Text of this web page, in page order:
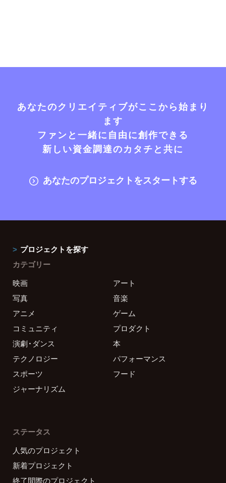
あなたのクリエイティブがここから始まり
ます
ファンと一緒に自由に創作できる
新しい資金調達のカタチと共に
あなたのプロジェクトをスタートする
プロジェクトを探す
カテゴリー
映画
アート
写真
音楽
アニメ
ゲーム
コミュニティ
プロダクト
演劇・ダンス
本
テクノロジー
パフォーマンス
スポーツ
フード
ジャーナリズム
ステータス
人気のプロジェクト
新着プロジェクト
終了間際のプロジェクト